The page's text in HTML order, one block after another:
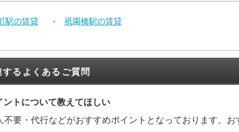
駅の賃貸 祇園橋駅の賃貸
るよくあるご質問
トについて教えてほしい
要・代行などがおすすめポイントとなっております。